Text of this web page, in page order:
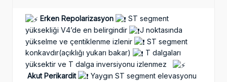
Erken Repolarizasyon
ST segment
yüksekliği V4’de en belirgindir
J noktasında
yükselme ve çentiklenme izlenir
ST segment
konkavdır(açıklığı yukarı bakar)
T dalgaları
yüksektir ve T dalga inversiyonu izlenmez
Akut Perikardit
Yaygın ST segment elevasyonu